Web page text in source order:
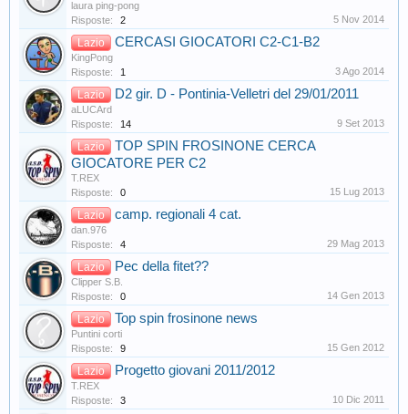
laura ping-pong
Risposte:
2 5 Nov 2014
Lazio CERCASI GIOCATORI C2-C1-B2
KingPong
Risposte:
1 3 Ago 2014
Lazio D2 gir. D - Pontinia-Velletri del 29/01/2011
aLUCArd
Risposte:
14 9 Set 2013
Lazio
TOP SPIN FROSINONE CERCA
GIOCATORE PER C2
T.REX
Risposte:
0 15 Lug 2013
Lazio camp. regionali 4 cat.
dan.976
Risposte:
4 29 Mag 2013
Lazio Pec della fitet??
Clipper S.B.
Risposte:
0 14 Gen 2013
Lazio Top spin frosinone news
Puntini corti
Risposte:
9 15 Gen 2012
Lazio Progetto giovani 2011/2012
T.REX
Risposte:
3 10 Dic 2011